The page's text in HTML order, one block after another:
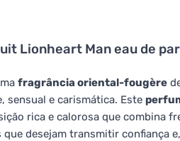
Lionheart Man eau de
fragrância oriental-fougère
sensual e carismática. Este
rica e calorosa que combina
desejam transmitir confiança